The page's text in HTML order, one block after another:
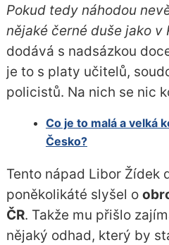
Pokud tedy náhodou
nějaké černé duše jako v
dodává s nadsázkou
je to s platy učitelů,
policistů. Na nich se nic
Co je to malá a velká
Česko?
Tento nápad Libor Žídek
poněkolikáté slyšel o
ČR. Takže mu přišlo
nějaký odhad, který by